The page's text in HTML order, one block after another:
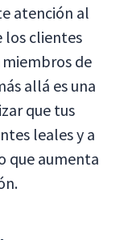
atención al
los clientes
de
allá es una
que tus
leales y a
que aumenta